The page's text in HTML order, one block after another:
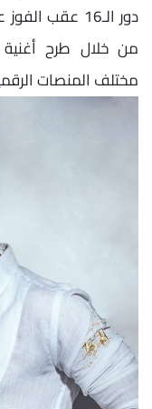
من خلال طرح
مختلف المنصات